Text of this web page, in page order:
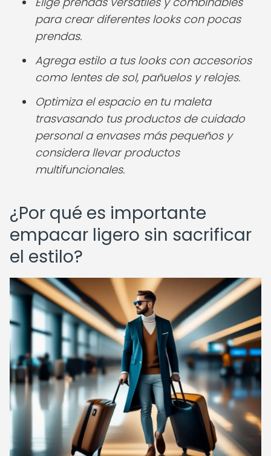
para crear diferentes looks con pocas
prendas.
Agrega estilo a tus looks con accesorios
como lentes de sol, pañuelos y relojes.
Optimiza el espacio en tu maleta
trasvasando tus productos de cuidado
personal a envases más pequeños y
considera llevar productos
multifuncionales.
¿Por qué es importante
empacar ligero sin sacrificar
el estilo?